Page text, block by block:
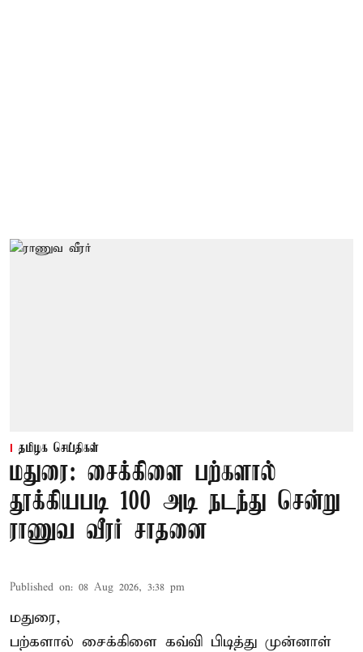
தமிழக செய்திகள்
மதுரை: சைக்கிளை பற்களால்
தூக்கியபடி 100 அடி நடந்து சென்று
ராணுவ வீரர் சாதனை
Published on: 08 Aug 2026, 3:38 pm
மதுரை,
பற்களால் சைக்கிளை கவ்வி பிடித்து முன்னாள்